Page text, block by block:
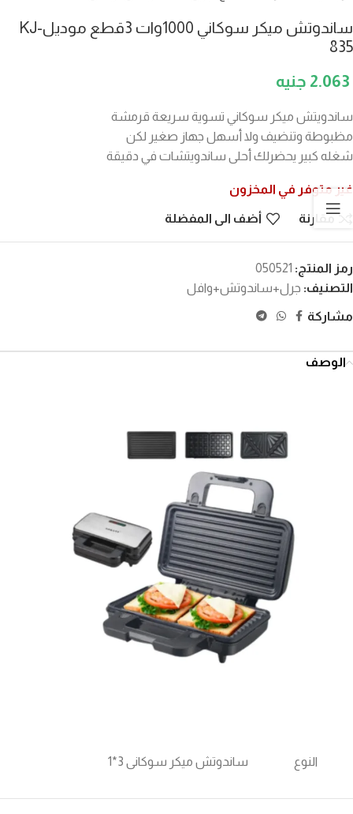
ساندوتش ميكر سوكاني 1000وات 3قطع موديلKJ-
835
2.063
ساندويتش ميكر سوكاني تسوية سريعة قرمشة
مظبوطة وتنضيف ولا أسهل جهاز صغير لكن
شغله كبير يحضرلك أحلى ساندويتشات في دقيقة
غير متوفر في المخزون
مقارنة أضف الى المفضلة
رمز المنتج: 050521
التصنيف: جرل+ساندوتش+وافل
مشاركة
الوصف
النوع ساندوتش ميكر سوكانى 3*1